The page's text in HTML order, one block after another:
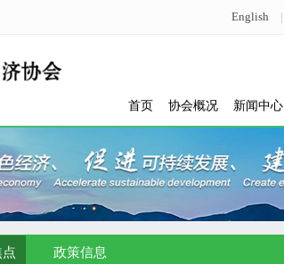
English |
首页 协会概况 新闻中心
政策信息